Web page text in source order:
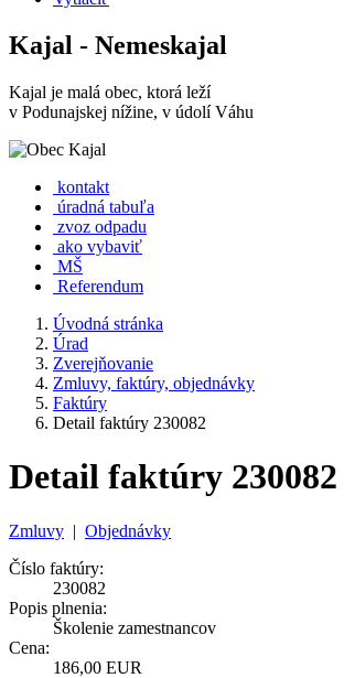
Kajal - Nemeskajal
Kajal je malá obec, ktorá leží
v Podunajskej nížine, v údolí Váhu
kontakt
úradná tabuľa
zvoz odpadu
ako vybaviť
MŠ
Referendum
Úvodná stránka
Úrad
Zverejňovanie
Zmluvy, faktúry, objednávky
Faktúry
Detail faktúry 230082
Detail faktúry 230082
Zmluvy | Objednávky
Číslo faktúry:
230082
Popis plnenia:
Školenie zamestnancov
Cena:
186,00 EUR